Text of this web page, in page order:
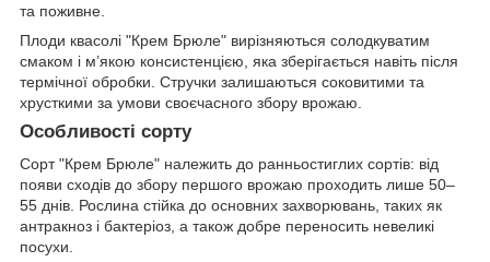
та поживне.
Плоди квасолі "Крем Брюле" вирізняються солодкуватим
смаком і м’якою консистенцією, яка зберігається навіть після
термічної обробки. Стручки залишаються соковитими та
хрусткими за умови своєчасного збору врожаю.
Особливості сорту
Сорт "Крем Брюле" належить до ранньостиглих сортів: від
появи сходів до збору першого врожаю проходить лише 50–
55 днів. Рослина стійка до основних захворювань, таких як
антракноз і бактеріоз, а також добре переносить невеликі
посухи.